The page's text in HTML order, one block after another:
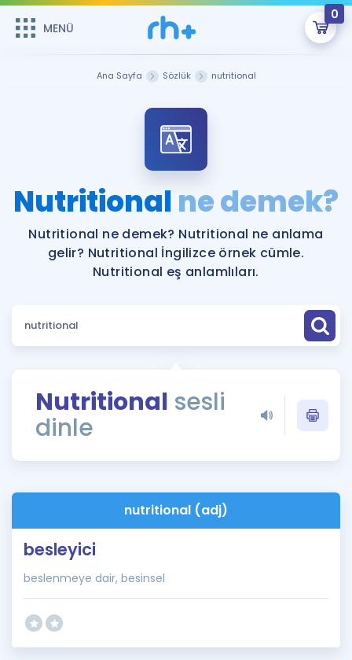
MENÜ
0
ÜYE DEĞİLİM
Sepetin Şu An Boş.
Remzi Hoca ile seni sınava hazırlayacak onlarca eğitim seni
bekliyor!
MENÜ
Faydalı Araçlar
Sözlük
Rehberlik Aracı
ÖSYM Sınav Takvimi
İngilizce Gramer
Hakkımızda
Ana Sayfa Sözlük nutritional
Nutritionalne demek?
Nutritional ne demek? Nutritional ne anlama
gelir? Nutritional İngilizce örnek cümle.
Nutritional eş anlamlıları.
Nutritional sesli
dinle
nutritional (adj)
besleyici
beslenmeye dair, besinsel